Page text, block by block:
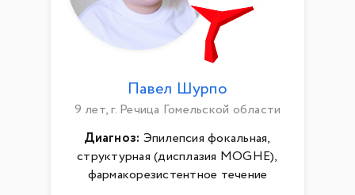
Павел Шурпо
9 лет, г. Речица Гомельской области
Диагноз: Эпилепсия фокальная,
структурная (дисплазия MOGHE),
фармакорезистентное течение